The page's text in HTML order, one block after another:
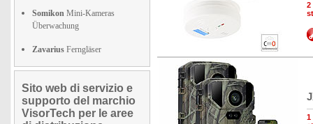
Somikon Mini-Kameras
Überwachung
Zavarius Ferngläser
Sito web di servizio e
supporto del marchio
VisorTech per le aree
2
1